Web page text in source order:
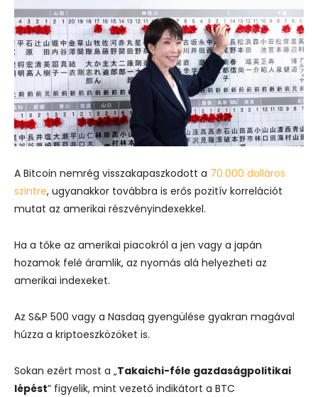
A Bitcoin nemrég visszakapaszkodott a 70.000 dolláros
szintre, ugyanakkor továbbra is erős pozitív korrelációt
mutat az amerikai részvényindexekkel.
Ha a tőke az amerikai piacokról a jen vagy a japán
hozamok felé áramlik, az nyomás alá helyezheti az
amerikai indexeket.
Az S&P 500 vagy a Nasdaq gyengülése gyakran magával
húzza a kriptoeszközöket is.
Sokan ezért most a „Takaichi-féle gazdaságpolitikai
lépést” figyelik, mint vezető indikátort a BTC